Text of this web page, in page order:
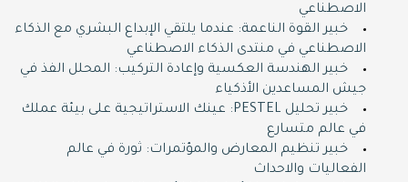
الاصطناعي
خبير القوة الناعمة: عندما يلتقي الإبداع البشري مع الذكاء
الاصطناعي في منتدى الذكاء الاصطناعي
خبير الهندسة العكسية وإعادة التركيب: المحلل الفذ في
جيش المساعدين الأذكياء
خبير تحليل PESTEL: عينك الاستراتيجية على بيئة عملك
في عالم متسارع
خبير تنظيم المعارض والمؤتمرات: ثورة في عالم
الفعاليات والاحداث